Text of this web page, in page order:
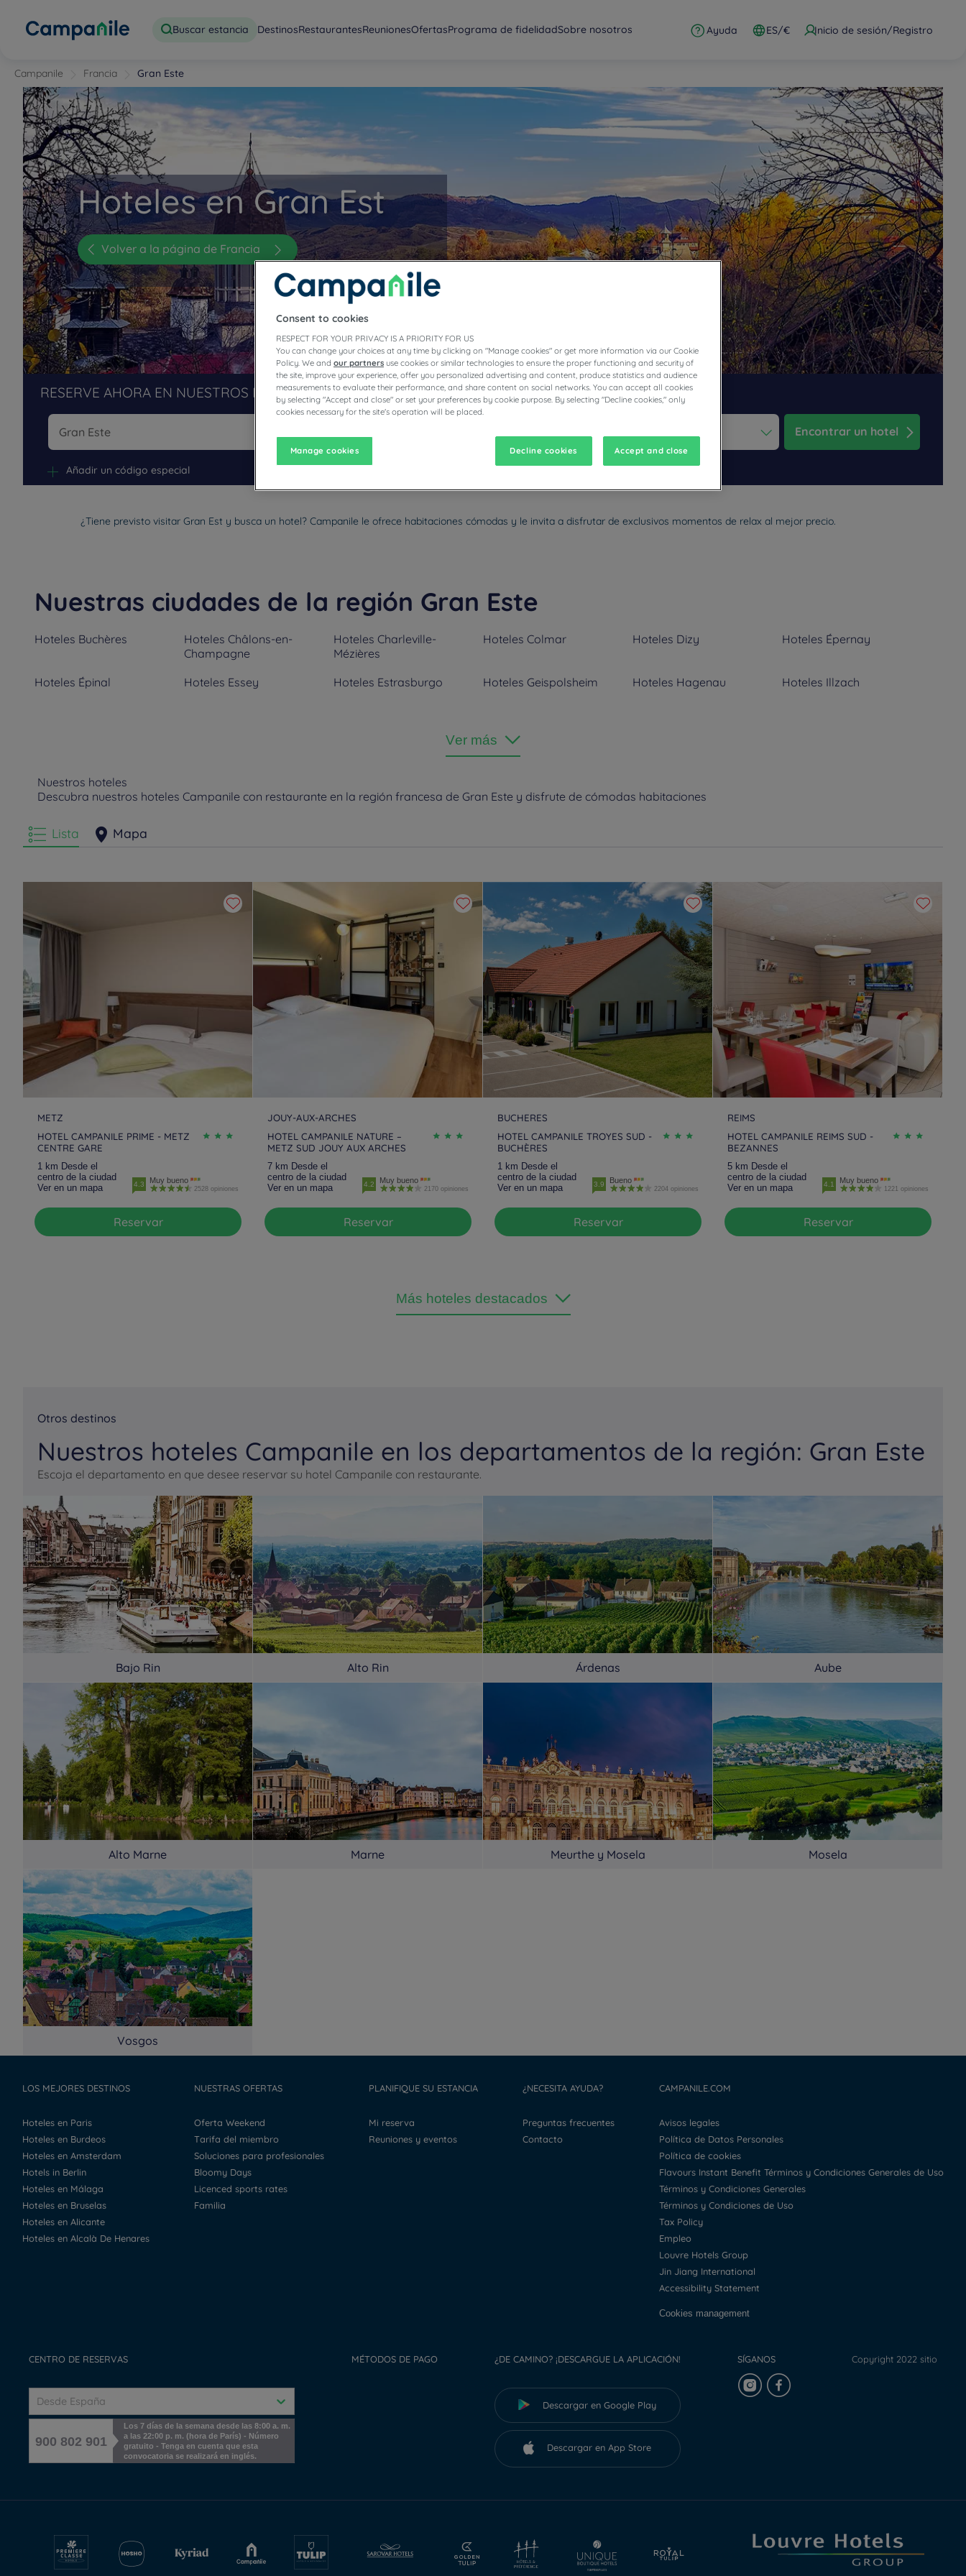
Buscar estancia DestinosRestaurantesReunionesOfertasPrograma de fidelidadSobre nosotros Ayuda ES/€ Inicio de sesión/Registro
Campanile Francia Gran Este
Hoteles en Gran Est
Volver a la página de Francia
RESERVE AHORA EN NUESTROS HOTELES CAMPANILE
Navigate forward to interact with the calendar and select a date. Press the question mark key to get the keyboard shortcuts for
Navigate backward to interact with the calendar and select a date. Press the question mark key to get the
Encontrar un hotel
Añadir un código especial
¿Tiene previsto visitar Gran Est y busca un hotel? Campanile le ofrece habitaciones cómodas y le invita a disfrutar de exclusivos momentos de relax al mejor precio.
Nuestras ciudades de la región Gran Este
Hoteles Buchères Hoteles Châlons-en-
Champagne
Hoteles Charleville-
Mézières
Hoteles Colmar Hoteles Dizy Hoteles Épernay
Hoteles Épinal Hoteles Essey Hoteles Estrasburgo Hoteles Geispolsheim Hoteles Hagenau Hoteles Illzach
Ver más
Nuestros hoteles
Descubra nuestros hoteles Campanile con restaurante en la región francesa de Gran Este y disfrute de cómodas habitaciones
Lista Mapa
METZ
HOTEL CAMPANILE PRIME - METZ
CENTRE GARE
1 km Desde el
centro de la ciudad
Ver en un mapa
4.3 Muy bueno
2528 opiniones
Reservar
JOUY-AUX-ARCHES
HOTEL CAMPANILE NATURE –
METZ SUD JOUY AUX ARCHES
7 km Desde el
centro de la ciudad
Ver en un mapa
4.2 Muy bueno
2170 opiniones
Reservar
BUCHERES
HOTEL CAMPANILE TROYES SUD -
BUCHÈRES
1 km Desde el
centro de la ciudad
Ver en un mapa
3.9 Bueno
2204 opiniones
Reservar
REIMS
HOTEL CAMPANILE REIMS SUD -
BEZANNES
5 km Desde el
centro de la ciudad
Ver en un mapa
4.1 Muy bueno
1221 opiniones
Reservar
Más hoteles destacados
Otros destinos
Nuestros hoteles Campanile en los departamentos de la región: Gran Este
Escoja el departamento en que desee reservar su hotel Campanile con restaurante.
Bajo Rin Alto Rin Árdenas Aube
Alto Marne Marne Meurthe y Mosela Mosela
Vosgos
LOS MEJORES DESTINOS
Hoteles en Paris
Hoteles en Burdeos
Hoteles en Amsterdam
Hotels in Berlin
Hoteles en Málaga
Hoteles en Bruselas
Hoteles en Alicante
Hoteles en Alcalà De Henares
NUESTRAS OFERTAS
Oferta Weekend
Tarifa del miembro
Soluciones para profesionales
Bloomy Days
Licenced sports rates
Familia
PLANIFIQUE SU ESTANCIA
Mi reserva
Reuniones y eventos
¿NECESITA AYUDA?
Preguntas frecuentes
Contacto
CAMPANILE.COM
Avisos legales
Política de Datos Personales
Política de cookies
Flavours Instant Benefit Términos y Condiciones Generales de Uso
Términos y Condiciones Generales
Términos y Condiciones de Uso
Tax Policy
Empleo
Louvre Hotels Group
Jin Jiang International
Accessibility Statement
Cookies management
CENTRO DE RESERVAS
Desde España
900 802 901
Los 7 días de la semana desde las 8:00 a. m.
a las 22:00 p. m. (hora de París) - Número
gratuito - Tenga en cuenta que esta
convocatoria se realizará en inglés.
MÉTODOS DE PAGO ¿DE CAMINO? ¡DESCARGUE LA APLICACIÓN!
Descargar en Google Play
Descargar en App Store
SÍGANOS Copyright 2022 sitio
Consent to cookies
RESPECT FOR YOUR PRIVACY IS A PRIORITY FOR US
You can change your choices at any time by clicking on "Manage cookies" or get more information via our Cookie
Policy. We and our partners use cookies or similar technologies to ensure the proper functioning and security of
the site, improve your experience, offer you personalized advertising and content, produce statistics and audience
measurements to evaluate their performance, and share content on social networks. You can accept all cookies
by selecting "Accept and close" or set your preferences by cookie purpose. By selecting "Decline cookies," only
cookies necessary for the site's operation will be placed.
Manage cookies Decline cookies Accept and close